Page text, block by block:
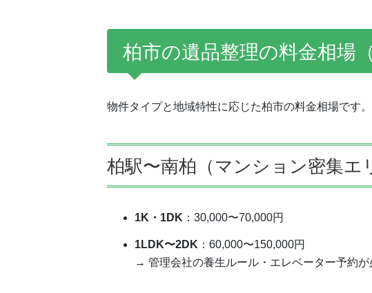
柏市の遺品整理の料金相場
物件タイプと地域特性に応じた柏市の料金相場です。
柏駅〜南柏（マンション密集エ
1K・1DK ：30,000〜70,000円
1LDK〜2DK ：60,000〜150,000円
→ 管理会社の養生ルール・エレベーター予約が